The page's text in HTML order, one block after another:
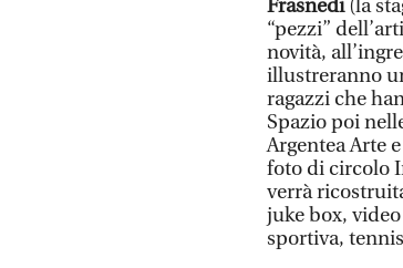
Frasnedi(la
“pezzi”
novità,
illustreranno
ragazzi che
Spazio poi
Argentea Arte
foto di circolo
verrà
juke box,
sportiva,